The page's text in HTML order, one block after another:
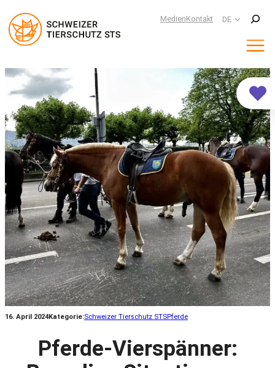
MedienKontakt DE
Suchen
16. April 2024Kategorie:Schweizer Tierschutz STSPferde
Pferde-Vierspänner: